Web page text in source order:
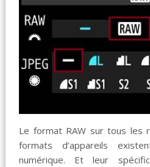
Le format RAW sur tous les
formats d’appareils
numérique. Et leur